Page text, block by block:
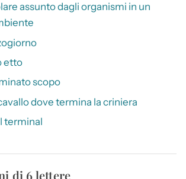
assunto dagli organismi in un
etto
scopo
dove termina la criniera
terminal
di 6 lettere